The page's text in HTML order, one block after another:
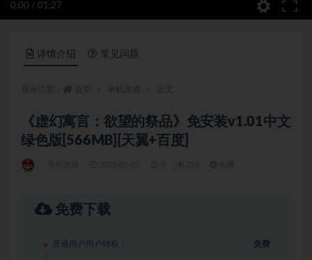
0:00 / 01:27
详情介绍 常见问题
《虚幻寓言：欲望的祭品》免安装v1.01中文
绿色版[566MB][天翼+百度]
免费下载
普通用户用户特权： 免费